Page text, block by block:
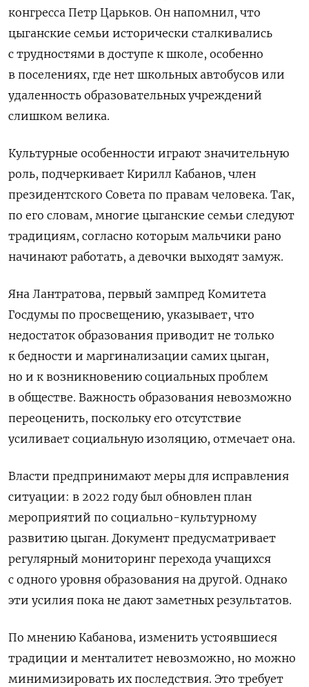
конгресса Петр Царьков. Он напомнил, что
цыганские семьи исторически сталкивались
с трудностями в доступе к школе, особенно
в поселениях, где нет школьных автобусов или
удаленность образовательных учреждений
слишком велика.
Культурные особенности играют значительную
роль, подчеркивает Кирилл Кабанов, член
президентского Совета по правам человека. Так,
по его словам, многие цыганские семьи следуют
традициям, согласно которым мальчики рано
начинают работать, а девочки выходят замуж.
Яна Лантратова, первый зампред Комитета
Госдумы по просвещению, указывает, что
недостаток образования приводит не только
к бедности и маргинализации самих цыган,
но и к возникновению социальных проблем
в обществе. Важность образования невозможно
переоценить, поскольку его отсутствие
усиливает социальную изоляцию, отмечает она.
Власти предпринимают меры для исправления
ситуации: в 2022 году был обновлен план
мероприятий по социально-культурному
развитию цыган. Документ предусматривает
регулярный мониторинг перехода учащихся
с одного уровня образования на другой. Однако
эти усилия пока не дают заметных результатов.
По мнению Кабанова, изменить устоявшиеся
традиции и менталитет невозможно, но можно
минимизировать их последствия. Это требует